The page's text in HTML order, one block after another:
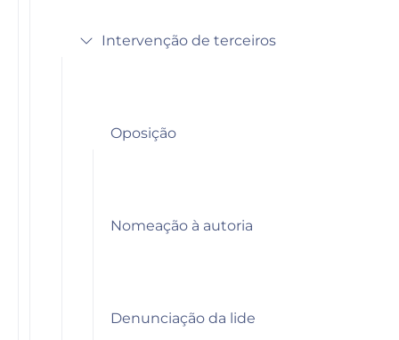
Intervenção de terceiros
Oposição
Nomeação à autoria
Denunciação da lide